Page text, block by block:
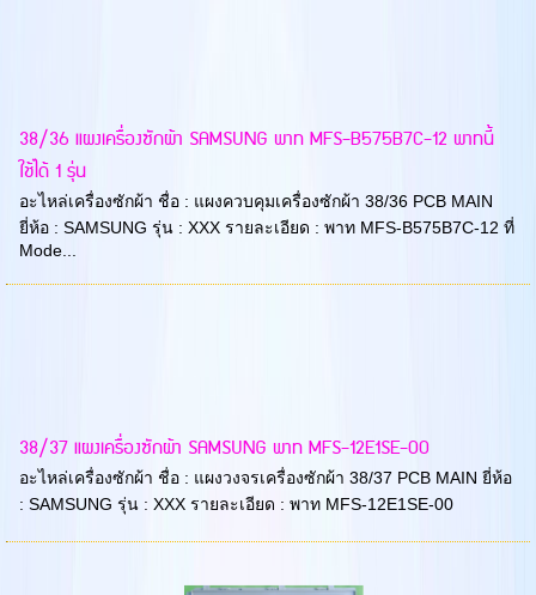
38/36 แผงเครื่องซักผ้า SAMSUNG พาท MFS-B575B7C-12 พาทนี้
ใช้ได้ 1 รุ่น
อะไหล่เครื่องซักผ้า ชื่อ : แผงควบคุมเครื่องซักผ้า 38/36 PCB MAIN
ยี่ห้อ : SAMSUNG รุ่น : XXX รายละเอียด : พาท MFS-B575B7C-12 ที่
Mode...
38/37 แผงเครื่องซักผ้า SAMSUNG พาท MFS-12E1SE-00
อะไหล่เครื่องซักผ้า ชื่อ : แผงวงจรเครื่องซักผ้า 38/37 PCB MAIN ยี่ห้อ
: SAMSUNG รุ่น : XXX รายละเอียด : พาท MFS-12E1SE-00